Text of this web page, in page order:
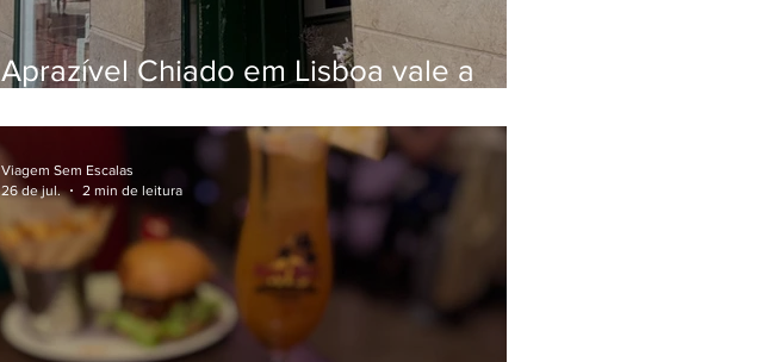
Aprazível Chiado em Lisboa vale a
Viagem Sem Escalas
26 de jul.
2 min de leitura